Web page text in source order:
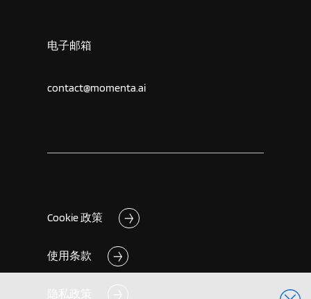
电子邮箱
contact@momenta.ai
Cookie 政策
使用条款
隐私政策